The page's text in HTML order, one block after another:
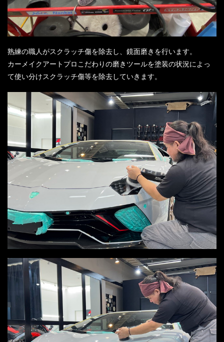
熟練の職人がスクラッチ傷を除去し、鏡面磨きを行います。
カーメイクアートプロこだわりの磨きツールを塗装の状況によっ
て使い分けスクラッチ傷等を除去していきます。